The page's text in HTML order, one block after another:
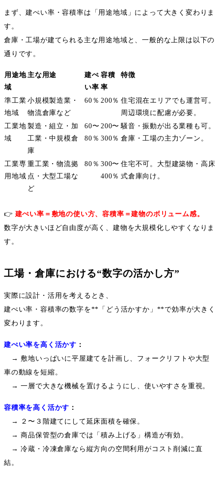
まず、建ぺい率・容積率は「用途地域」によって大きく変わりま
す。
倉庫・工場が建てられる主な用途地域と、一般的な上限は以下の
通りです。
用途地
域
主な用途
建ぺ
い率
容積
率
特徴
準工業
地域
小規模製造業・
物流倉庫など
60 ％ 200％ 住宅混在エリアでも運営可。
周辺環境に配慮が必要。
工業地
域
製造・組立・加
工業・中規模倉
庫
60〜
80 ％
200〜
300％
騒音・振動が出る業種も可。
倉庫・工場の主力ゾーン。
工業専
用地域
重工業・物流拠
点・大型工場な
ど
80 ％ 300〜
400％
住宅不可。大型建築物・高床
式倉庫向け。
👉 建ぺい率＝敷地の使い方、容積率＝建物のボリューム感。
数字が大きいほど自由度が高く、建物を大規模化しやすくなりま
す。
工場・倉庫における“数字の活かし方”
実際に設計・活用を考えるとき、
建ぺい率・容積率の数字を** 「どう活かすか」 **で効率が大きく
変わります。
建ぺい率を高く活かす ：
→敷地いっぱいに平屋建てを計画し、フォークリフトや大型
車の動線を短縮。
→一層で大きな機械を置けるようにし、使いやすさを重視。
容積率を高く活かす ：
→
２〜３階建てにして延床面積を確保。
→商品保管型の倉庫では「積み上げる」構造が有効。
→冷蔵・冷凍倉庫なら縦方向の空間利用がコスト削減に直
結。